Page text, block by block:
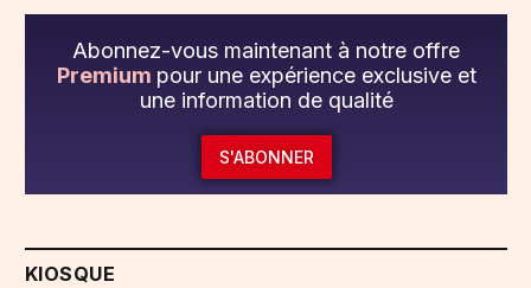
Abonnez-vous maintenant à notre offre
Premium pour une expérience exclusive et
une information de qualité
S'ABONNER
KIOSQUE